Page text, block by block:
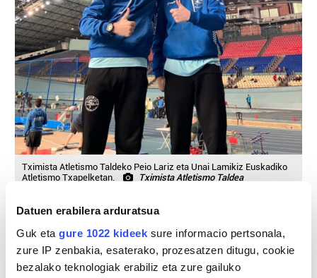
Datuen erabilera arduratsua
Guk eta gure 1022 kideek sure informacio pertsonala,
zure IP zenbakia, esaterako, prozesatzen ditugu, cookie
bezalako teknologiak erabiliz eta zure gailuko
Tximista Atletismo Taldeko Peio Lariz eta Unai Lamikiz Euskadiko
Atletismo Txapelketan.
Tximista Atletismo Taldea